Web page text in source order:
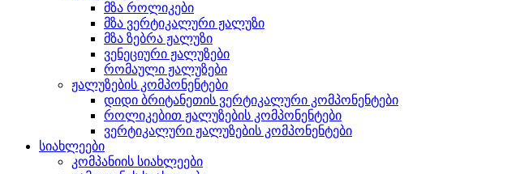
მზა როლიკები
მზა ვერტიკალური ჟალუზი
მზა ზებრა ჟალუზი
ვენეციური ჟალუზები
რომაული ჟალუზები
ჟალუზების კომპონენტები
დიდი ბრიტანეთის ვერტიკალური კომპონენტები
როლიკებით ჟალუზების კომპონენტები
ვერტიკალური ჟალუზების კომპონენტები
სიახლეები
კომპანიის სიახლეები